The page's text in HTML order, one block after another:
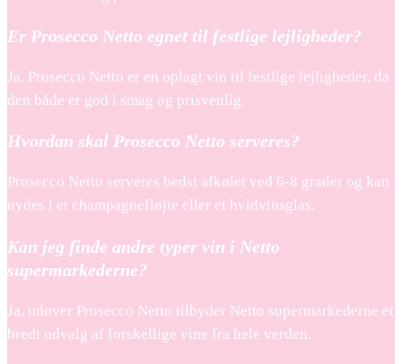
Er Prosecco Netto egnet til festlige lejligheder?
Ja, Prosecco Netto er en oplagt vin til festlige lejligheder, da
den både er god i smag og prisvenlig.
Hvordan skal Prosecco Netto serveres?
Prosecco Netto serveres bedst afkølet ved 6-8 grader og kan
nydes i et champagnefløjte eller et hvidvinsglas.
Kan jeg finde andre typer vin i Netto
supermarkederne?
Ja, udover Prosecco Netto tilbyder Netto supermarkederne et
bredt udvalg af forskellige vine fra hele verden.